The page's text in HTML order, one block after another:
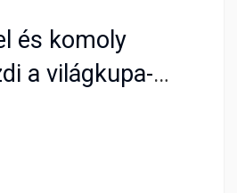
és komoly
a világkupa-